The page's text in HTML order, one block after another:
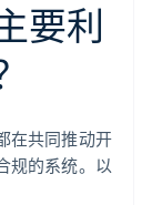
要利
在共同推动开
规的系统。以